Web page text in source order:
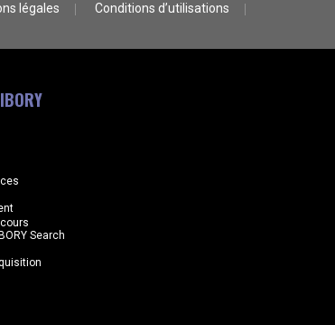
légales Conditions d’utilisations
Search